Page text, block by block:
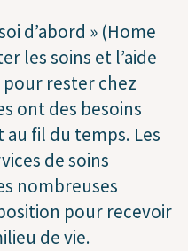
d’abord » (Home
les soins et l’aide
rester chez
ont des besoins
fil du temps. Les
de soins
nombreuses
pour recevoir
de vie.